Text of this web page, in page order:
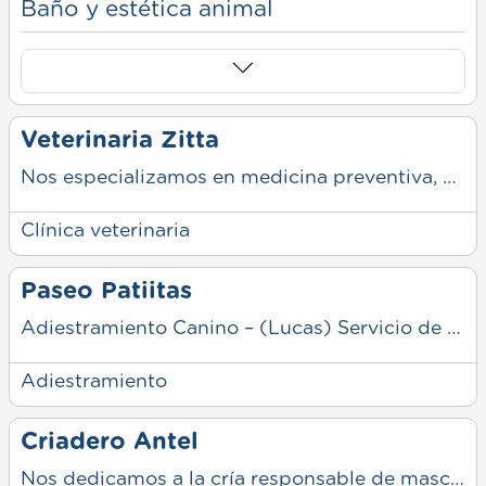
Baño y estética animal
Veterinaria Zitta
Nos especializamos en medicina preventiva, clínica general y cirugía. Nos define la transparencia en nuestra labor y el acompañamiento constante a los propietarios, asegurando que cada mascota reciba el cuidado profesional que merece en todas las etapas de su vida.
Clínica veterinaria
Paseo Patiitas
Adiestramiento Canino – (Lucas) Servicio de adiestramiento y paseo canino pensado para el bienestar de tu mascota. Trabajamos en la educación, conducta y socialización de perros de todas las edades, con técnicas responsables y personalizadas.
Adiestramiento
Criadero Antel
Nos dedicamos a la cría responsable de mascotas, priorizando la salud, el bienestar y el cuidado desde sus primeros días. Trabajamos con ejemplares seleccionados y controles adecuados para garantizar animales sanos y bien adaptados. Brindamos asesoramiento a quienes buscan sumar un nuevo integrante a la familia, acompañando en todo el proceso con información clara y responsable.